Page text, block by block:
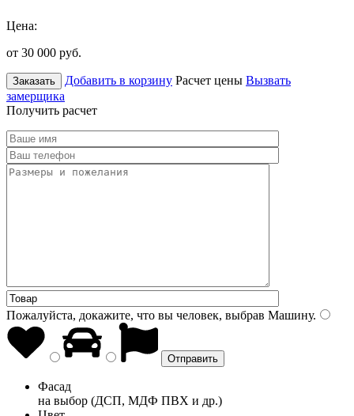
Цена:
от 30 000 руб.
Заказать Добавить в корзину Расчет цены Вызвать
замерщика
Получить расчет
Пожалуйста, докажите, что вы человек, выбрав Машину.
Фасад
на выбор (ДСП, МДФ ПВХ и др.)